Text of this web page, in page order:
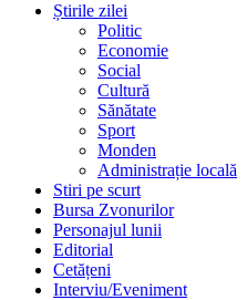
Știrile zilei
Politic
Economie
Social
Cultură
Sănătate
Sport
Monden
Administrație locală
Stiri pe scurt
Bursa Zvonurilor
Personajul lunii
Editorial
Cetățeni
Interviu/Eveniment